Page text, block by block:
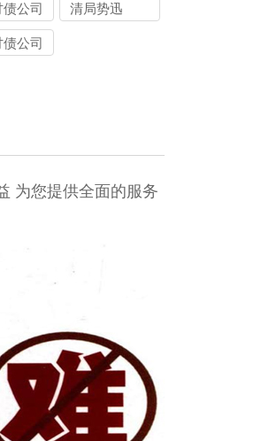
公司 清局势迅
公司
为您提供全面的服务